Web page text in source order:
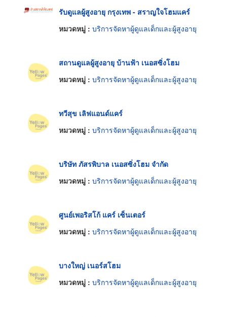
รับดูแลผู้สูงอายุ กรุงเทพ - สราญใจโฮมแคร์
หมวดหมู่ : บริการจัดหาผู้ดูแลเด็กและผู้สูงอายุ
สถานดูแลผู้สูงอายุ บ้านฟ้า เนอสซิ่งโฮม
หมวดหมู่ : บริการจัดหาผู้ดูแลเด็กและผู้สูงอายุ
ทวีสุข เลิฟแอนด์แคร์
หมวดหมู่ : บริการจัดหาผู้ดูแลเด็กและผู้สูงอายุ
บริษัท ภัสรพิบาล เนอสซิ่งโฮม จำกัด
หมวดหมู่ : บริการจัดหาผู้ดูแลเด็กและผู้สูงอายุ
ศูนย์เพอริสโก้ แคร์ เซ็นเตอร์
หมวดหมู่ : บริการจัดหาผู้ดูแลเด็กและผู้สูงอายุ
บางใหญ่ เนอร์สโฮม
หมวดหมู่ : บริการจัดหาผู้ดูแลเด็กและผู้สูงอายุ